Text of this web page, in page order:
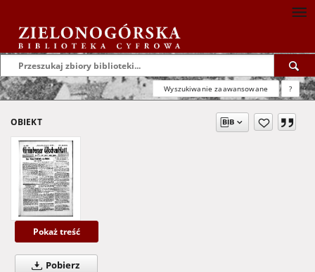
Wyszukiwanie zaawansowane ?
OBIEKT
Pokaż treść
Pobierz